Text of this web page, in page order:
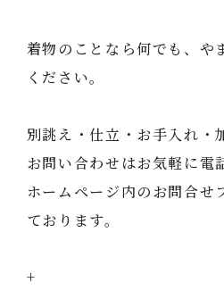
着物のことなら何でも、や
ください。
別誂え・仕立・お手入れ・
お問い合わせはお気軽に電
ホームページ内のお問合せ
ております。
+